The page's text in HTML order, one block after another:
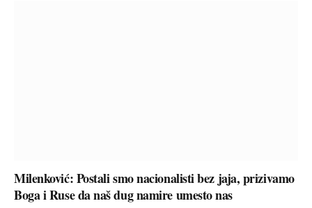
Milenković: Postali smo nacionalisti bez jaja, prizivamo
Boga i Ruse da naš dug namire umesto nas